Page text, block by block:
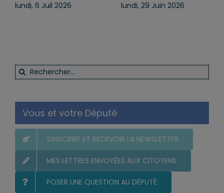
6 Juil 2026 lundi, 29 Juin 2026
Rechercher:
Vous et votre Député
S’INSCRIRE ET RECEVOIR LA NEWSLETTER
MES LETTRES ENVOYÉES AUX CITOYENS
POSER UNE QUESTION AU DÉPUTÉ